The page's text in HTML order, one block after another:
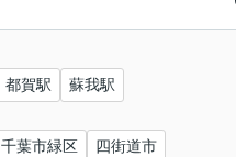
都賀駅 蘇我駅
千葉市緑区 四街道市